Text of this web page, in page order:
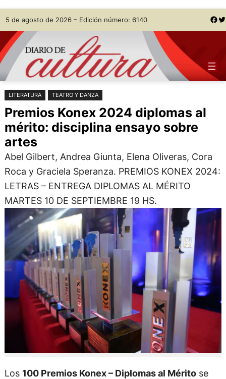
Saltar
al
contenido
Skip
to
content
5 de agosto de 2026 – Edición número: 6140 Facebook Twitter
LITERATURA TEATRO Y DANZA
Premios Konex 2024 diplomas al
mérito: disciplina ensayo sobre
artes
Abel Gilbert, Andrea Giunta, Elena Oliveras, Cora
Roca y Graciela Speranza. PREMIOS KONEX 2024:
LETRAS – ENTREGA DIPLOMAS AL MÉRITO
MARTES 10 DE SEPTIEMBRE 19 HS.
Los 100 Premios Konex – Diplomas al Méritose